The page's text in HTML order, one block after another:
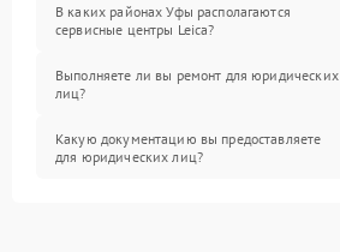
В каких районах Уфы располагаются
сервисные центры Leica?
Выполняете ли вы ремонт для юридических
лиц?
Какую документацию вы предоставляете
для юридических лиц?